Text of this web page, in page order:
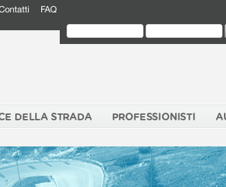
FAQ
DELLA STRADA PROFESSIONISTI